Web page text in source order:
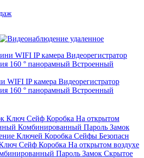
WIFI IP камера Видеорегистратор
160 ° панорамный Встроенный
Сейф Коробка На открытом воздухе
Пароль Замок Скрытое